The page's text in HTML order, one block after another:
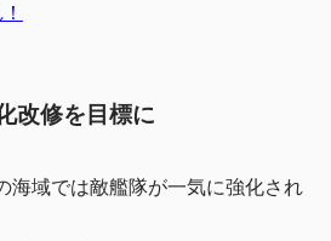
改修を目標に
海域では敵艦隊が一気に強化され